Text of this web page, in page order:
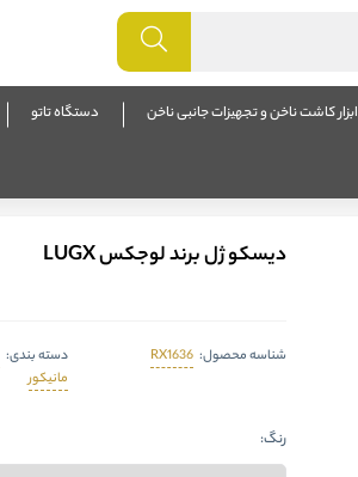
ابزار کاشت ناخن و تجهیزات جانبی ناخن دستگاه تاتو
دیسکو ژل برند لوجکس LUGX
شناسه محصول: RX1636 دسته بندی:
مانیکور
رنگ: